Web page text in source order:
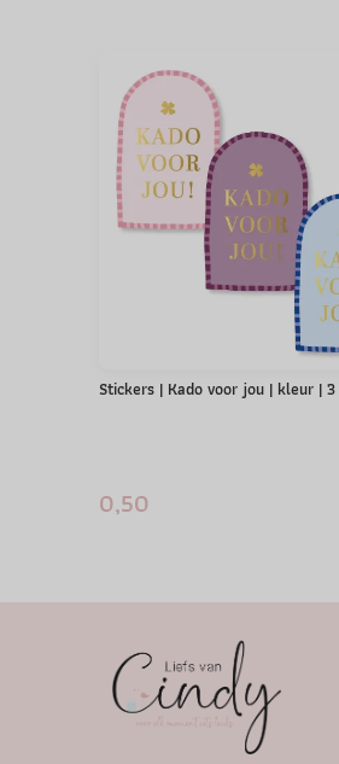
Stickers | Kado voor jou | kleur |
0,50